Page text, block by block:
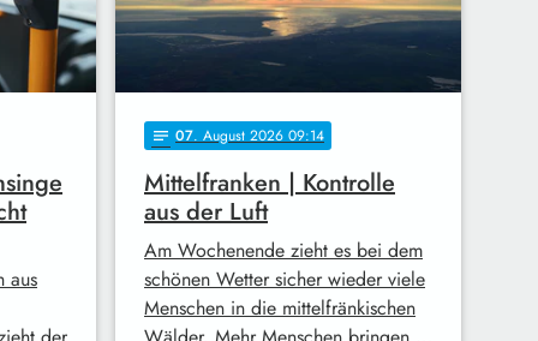
aus
notes 07. August 2026 09:14
Mittelfranken | Kontrolle
aus der Luft
Am Wochenende zieht es bei dem
schönen Wetter sicher wieder viele
Menschen in die mittelfränkischen